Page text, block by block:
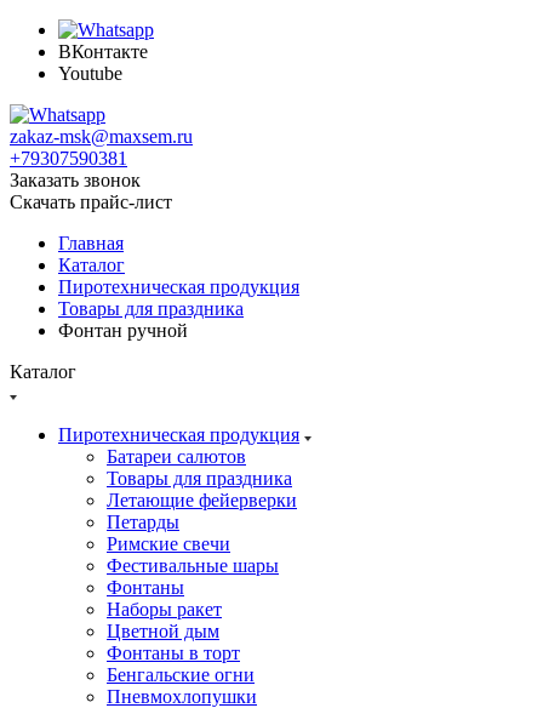
ВКонтакте
Youtube
zakaz-msk@maxsem.ru
+79307590381
Заказать звонок
Скачать прайс-лист
Главная
Каталог
Пиротехническая продукция
Товары для праздника
Фонтан ручной
Каталог
Пиротехническая продукция
Батареи салютов
Товары для праздника
Летающие фейерверки
Петарды
Римские свечи
Фестивальные шары
Фонтаны
Наборы ракет
Цветной дым
Фонтаны в торт
Бенгальские огни
Пневмохлопушки